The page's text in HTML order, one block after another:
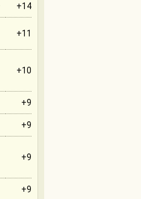
+14
+11
+10
+9
+9
+9
+9